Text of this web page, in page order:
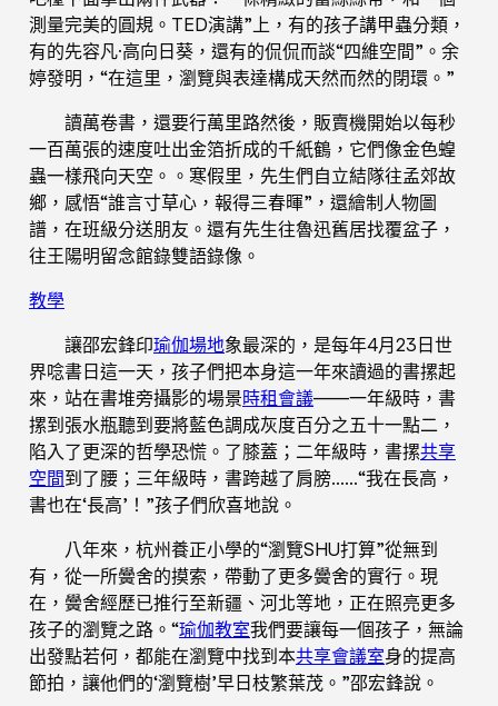
測量完美的圓規。TED演講”上，有的孩子講甲蟲分類，
有的先容凡·高向日葵，還有的侃侃而談“四維空間”。余
婷發明，“在這里，瀏覽與表達構成天然而然的閉環。”
讀萬卷書，還要行萬里路然後，販賣機開始以每秒
一百萬張的速度吐出金箔折成的千紙鶴，它們像金色蝗
蟲一樣飛向天空。。寒假里，先生們自立結隊往孟郊故
鄉，感悟“誰言寸草心，報得三春暉”，還繪制人物圖
譜，在班級分送朋友。還有先生往魯迅舊居找覆盆子，
往王陽明留念館錄雙語錄像。
教學
讓邵宏鋒印瑜伽場地象最深的，是每年4月23日世
界唸書日這一天，孩子們把本身這一年來讀過的書摞起
來，站在書堆旁攝影的場景時租會議——一年級時，書
摞到張水瓶聽到要將藍色調成灰度百分之五十一點二，
陷入了更深的哲學恐慌。了膝蓋；二年級時，書摞共享
空間到了腰；三年級時，書跨越了肩膀……“我在長高，
書也在‘長高’！”孩子們欣喜地說。
八年來，杭州養正小學的“瀏覽SHU打算”從無到
有，從一所黌舍的摸索，帶動了更多黌舍的實行。現
在，黌舍經歷已推行至新疆、河北等地，正在照亮更多
孩子的瀏覽之路。“瑜伽教室我們要讓每一個孩子，無論
出發點若何，都能在瀏覽中找到本共享會議室身的提高
節拍，讓他們的‘瀏覽樹’早日枝繁葉茂。”邵宏鋒說。